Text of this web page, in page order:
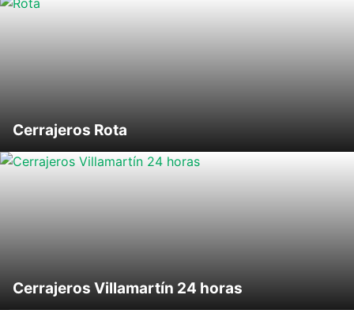
Cerrajeros Rota
Cerrajeros Villamartín 24 horas